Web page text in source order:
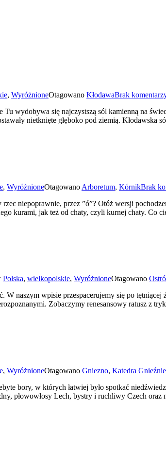
, WyróżnioneOtagowano KłodawaBrak
wydobywa się najczystszą sól kamienną na
nietknięte głęboko pod ziemią. Kłodawska
, WyróżnioneOtagowano Arboretum, KórnikBrak
niepoprawnie, przez ”ó”? Otóż wersji
kurami, jak też od chaty, czyli kurnej chaty. Co
Polska, wielkopolskie, WyróżnioneOtagowano
W naszym wpisie przespacerujemy się po
Zobaczymy renesansowy ratusz z
, WyróżnioneOtagowano Gniezno, Katedra
bory, w których łatwiej było spotkać
płowowłosy Lech, bystry i ruchliwy Czech oraz